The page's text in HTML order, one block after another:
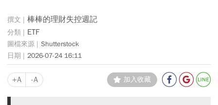
棒棒的理財失控週記
ETF
Shutterstock
2026-07-24 16:11
+A -A 加入收藏